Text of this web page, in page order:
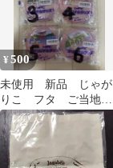
¥500
未使用 新品 じゃが
りこ フタ ご当地 6
種類 セット 蓋 ジ
ャガビー 観光地